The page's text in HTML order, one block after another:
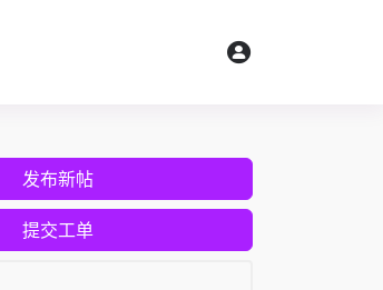
发布新帖
提交工单